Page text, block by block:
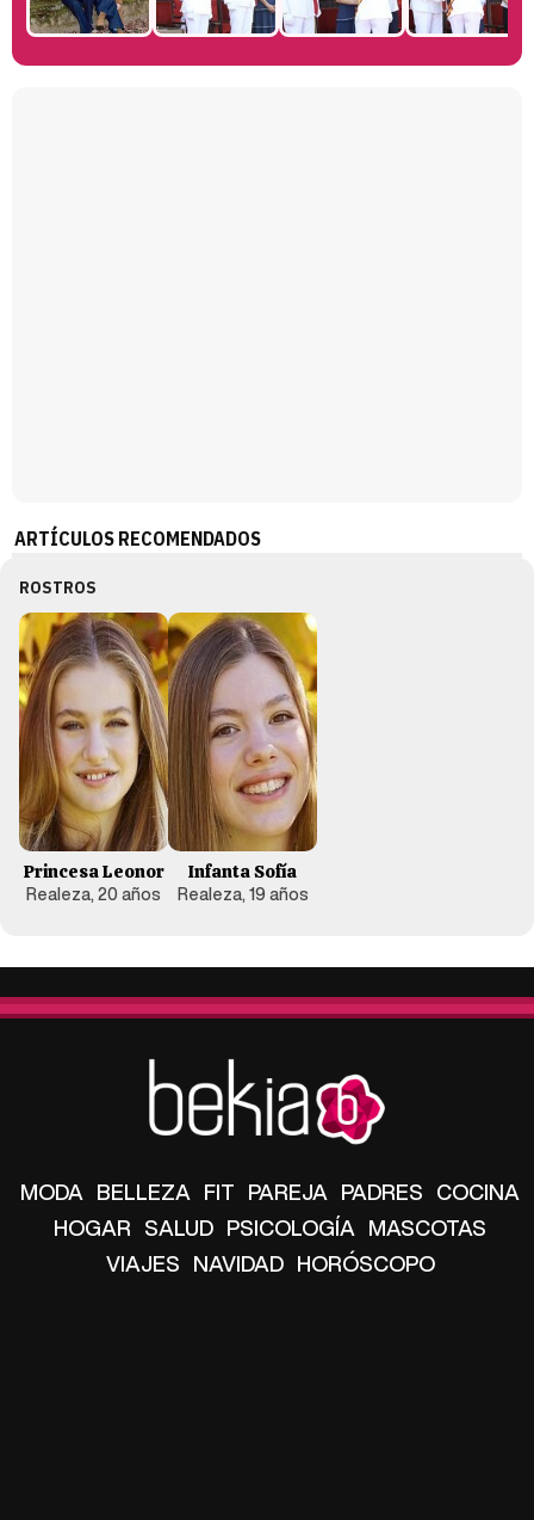
Manu Baqueiro: "Tuve como referente a Bruce Willis en 'Luz de Luna' para mi trabajo en la serie 'Perdiendo el juicio'"
ARTÍCULOS RECOMENDADOS
ROSTROS
Princesa Leonor
Realeza, 20 años
Infanta Sofía
Realeza, 19 años
MODA BELLEZA FIT PAREJA PADRES COCINA
HOGAR SALUD PSICOLOGÍA MASCOTAS
VIAJES NAVIDAD HORÓSCOPO